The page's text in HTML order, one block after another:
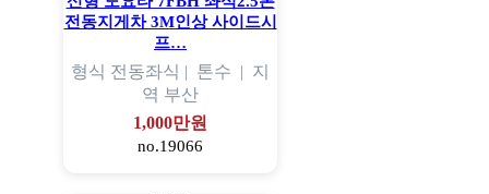
전동지게차 3M인상 사이드시
프…
형식 전동좌식 | 톤수 | 지
역 부산
1,000만원
no.19066